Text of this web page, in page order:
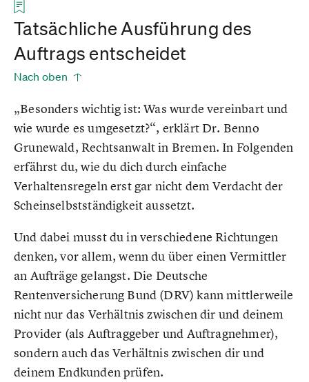
Tatsächliche Ausführung des
Auftrags entscheidet
Nach oben
„Besonders wichtig ist: Was wurde vereinbart und
wie wurde es umgesetzt?“, erklärt Dr. Benno
Grunewald, Rechtsanwalt in Bremen. In Folgenden
erfährst du, wie du dich durch einfache
Verhaltensregeln erst gar nicht dem Verdacht der
Scheinselbstständigkeit aussetzt.
Und dabei musst du in verschiedene Richtungen
denken, vor allem, wenn du über einen Vermittler
an Aufträge gelangst. Die Deutsche
Rentenversicherung Bund (DRV) kann mittlerweile
nicht nur das Verhältnis zwischen dir und deinem
Provider (als Auftraggeber und Auftragnehmer),
sondern auch das Verhältnis zwischen dir und
deinem Endkunden prüfen.